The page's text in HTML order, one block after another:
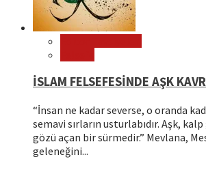
İSLAM FELSEFESİNDE AŞK
“İnsan ne kadar severse, o oranda
semavi sırların usturlabıdır. Aşk,
gözü açan bir sürmedir.” Mevlana,
geleneğini...